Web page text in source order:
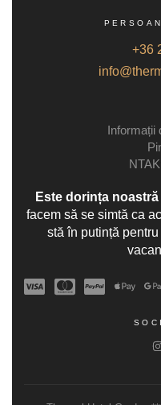
+36
Informații
Este dorința
facem să se simtă ca
stă în putință